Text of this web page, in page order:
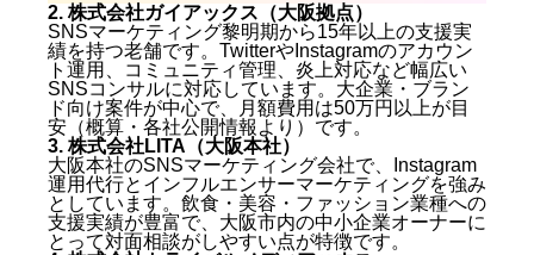
2. 株式会社ガイアックス（大阪拠点）
SNSマーケティング黎明期から15年以上の支援実
績を持つ老舗です。TwitterやInstagramのアカウン
ト運用、コミュニティ管理、炎上対応など幅広い
SNSコンサルに対応しています。大企業・ブラン
ド向け案件が中心で、月額費用は50万円以上が目
安（概算・各社公開情報より）です。
3. 株式会社LITA（大阪本社）
大阪本社のSNSマーケティング会社で、Instagram
運用代行とインフルエンサーマーケティングを強み
としています。飲食・美容・ファッション業種への
支援実績が豊富で、大阪市内の中小企業オーナーに
とって対面相談がしやすい点が特徴です。